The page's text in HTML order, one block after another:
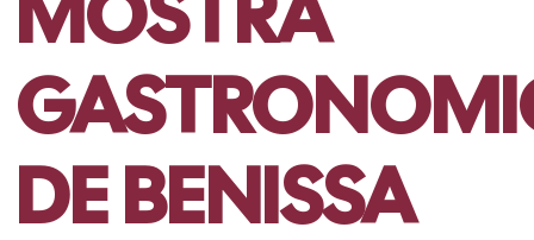
DE BENISSA